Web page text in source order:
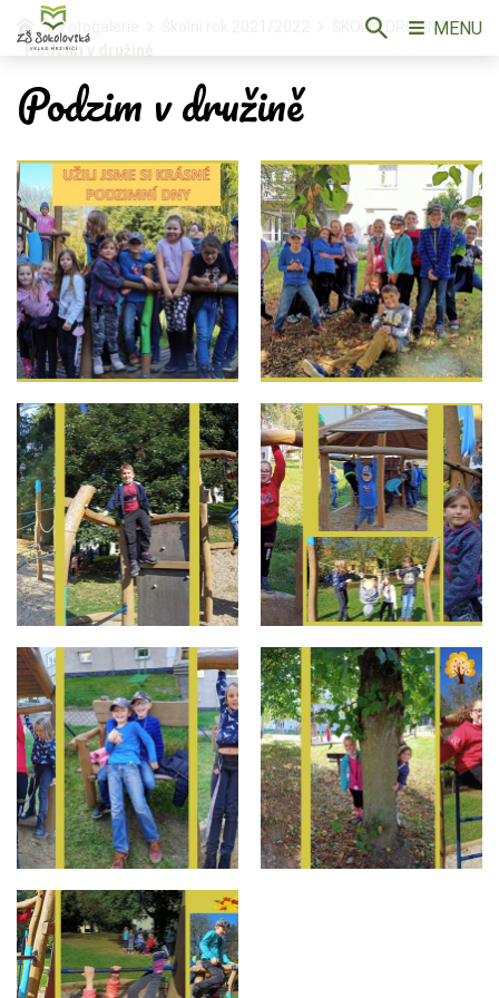
Fotogalerie
ŠKOLNÍ DRUŽINA
Podzim v družině
Podzim v družině
MENU